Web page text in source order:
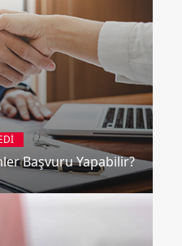
Başvuru Yapabilir?